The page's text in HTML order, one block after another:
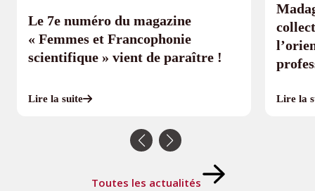
Le 7e numéro du magazine
« Femmes et Francophonie
scientifique » vient de paraître !
Lire la suite Lire la
Toutes les actualités